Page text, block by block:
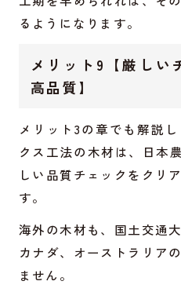
るようになります。
メリット9【厳しい
高品質】
メリット3の章でも解説
クス工法の木材は、日本
しい品質チェックをクリ
す。
海外の木材も、国土交通
カナダ、オーストラリア
ません。